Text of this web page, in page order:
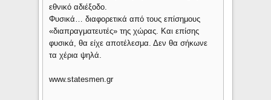
εθνικό αδιέξοδο.
Φυσικά… διαφορετικά από τους επίσημους
«διαπραγματευτές» της χώρας. Και επίσης
φυσικά, θα είχε αποτέλεσμα. Δεν θα σήκωνε
τα χέρια ψηλά.
www.statesmen.gr